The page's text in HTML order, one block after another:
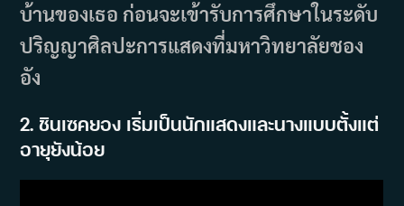
บ้านของเธอ ก่อนจะเข้ารับการศึกษาในระดับ
ปริญญาศิลปะการแสดงที่มหาวิทยาลัยชอง
อัง
2. ชินเซคยอง เริ่มเป็นนักแสดงและนางแบบตั้งแต่
อายุยังน้อย